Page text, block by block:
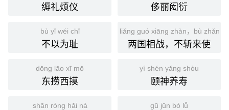
缛礼烦仪 侈丽闳衍
bù yǐ wéi chǐ
不以为耻
liǎng guó xiāng zhàn，bù zhǎn
两国相战，不斩来使
dōng lāo xī mō
东捞西摸
yí shén yǎng shòu
颐神养寿
shān róng hǎi nà gū jūn bó lǚ